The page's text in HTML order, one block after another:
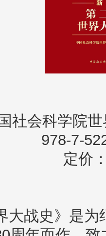
社会科学院
978-7-
定价
大战史》是